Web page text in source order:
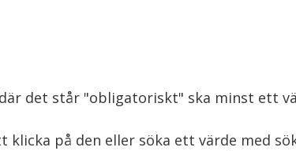
det står "obligatoriskt" ska minst ett
på den eller söka ett värde med